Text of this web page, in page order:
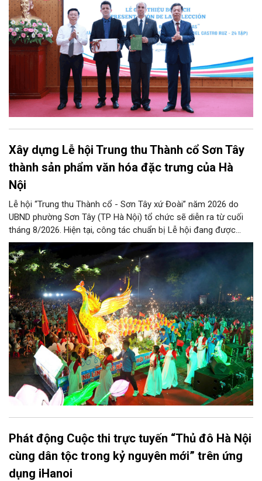
tập bằng tiếng Tây Ban Nha.
Xây dựng Lễ hội Trung thu Thành cổ Sơn Tây
thành sản phẩm văn hóa đặc trưng của Hà
Nội
Lễ hội “Trung thu Thành cổ - Sơn Tây xứ Đoài” năm 2026 do
UBND phường Sơn Tây (TP Hà Nội) tổ chức sẽ diễn ra từ cuối
tháng 8/2026. Hiện tại, công tác chuẩn bị Lễ hội đang được
chính quyền phường Sơn Tây cùng các phòng, ban, ngành, đơn
vị và 25 tổ dân phố khẩn trương triển khai, tạo khí thế sôi nổi,
sẵn sàng mang đến cho Nhân dân và du khách một mùa Trung
thu quy mô, đặc sắc và giàu bản sắc văn hóa xứ Đoài.
Phát động Cuộc thi trực tuyến “Thủ đô Hà Nội
cùng dân tộc trong kỷ nguyên mới” trên ứng
dụng iHanoi